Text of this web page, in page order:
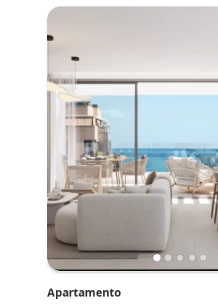
Apartamento